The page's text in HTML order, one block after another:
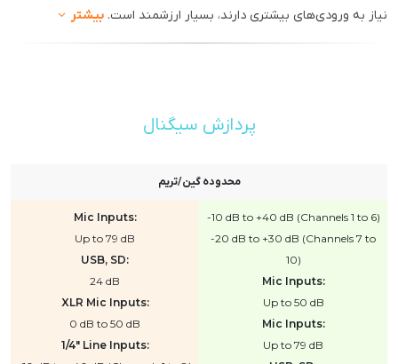
نیاز به ورودی‌های بیشتری دارند، بسیار ارزشمند است. بیشتر
پردازش سیگنال
محدوده گین/تریم
-10 dB to +40 dB (Channels 1 to 6)
-20 dB to +30 dB (Channels 7 to
10)
Mic Inputs:
Up to 50 dB
Mic Inputs:
Up to 79 dB
Mic Inputs:
Up to 79 dB
USB, SD:
24 dB
XLR Mic Inputs:
0 dB to 50 dB
1/4" Line Inputs: